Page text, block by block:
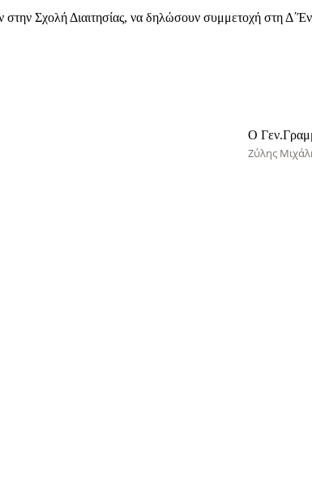
στην Σχολή Διαιτησίας, να δηλώσουν συμμετοχή στη
Ο
Ζύλης